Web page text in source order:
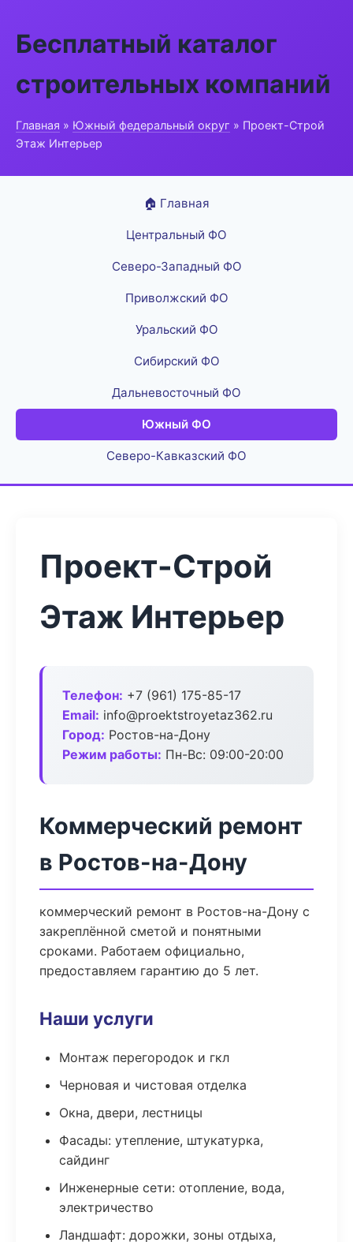
Бесплатный каталог
строительных компаний
Главная » Южный федеральный округ » Проект-Строй
Этаж Интерьер
🏠 Главная
Центральный ФО
Северо-Западный ФО
Приволжский ФО
Уральский ФО
Сибирский ФО
Дальневосточный ФО
Южный ФО
Северо-Кавказский ФО
Проект-Строй
Этаж Интерьер
Телефон: +7 (961) 175-85-17
Email: info@proektstroyetaz362.ru
Город: Ростов-на-Дону
Режим работы: Пн-Вс: 09:00-20:00
Коммерческий ремонт
в Ростов-на-Дону
коммерческий ремонт в Ростов-на-Дону с
закреплённой сметой и понятными
сроками. Работаем официально,
предоставляем гарантию до 5 лет.
Наши услуги
Монтаж перегородок и гкл
Черновая и чистовая отделка
Окна, двери, лестницы
Фасады: утепление, штукатурка,
сайдинг
Инженерные сети: отопление, вода,
электричество
Ландшафт: дорожки, зоны отдыха,